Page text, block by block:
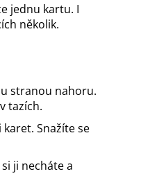
jednu kartu. I
několik.
stranou nahoru.
tazích.
Snažíte se
ji necháte a